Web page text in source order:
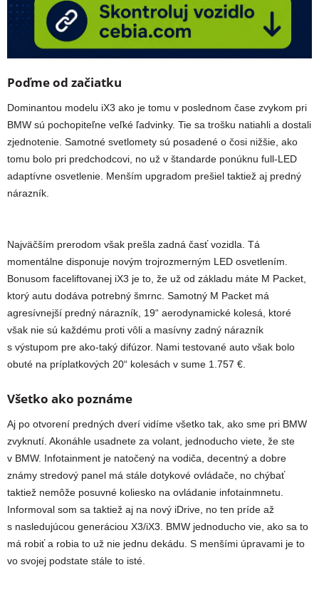
Poďme od začiatku
Dominantou modelu iX3 ako je tomu v poslednom čase zvykom pri
BMW sú pochopiteľne veľké ľadvinky. Tie sa trošku natiahli a dostali
zjednotenie. Samotné svetlomety sú posadené o čosi nižšie, ako
tomu bolo pri predchodcovi, no už v štandarde ponúknu full-LED
adaptívne osvetlenie. Menším upgradom prešiel taktiež aj predný
nárazník.
Najväčším prerodom však prešla zadná časť vozidla. Tá
momentálne disponuje novým trojrozmerným LED osvetlením.
Bonusom faceliftovanej iX3 je to, že už od základu máte M Packet,
ktorý autu dodáva potrebný šmrnc. Samotný M Packet má
agresívnejší predný nárazník, 19“ aerodynamické kolesá, ktoré
však nie sú každému proti vôli a masívny zadný nárazník
s výstupom pre ako-taký difúzor. Nami testované auto však bolo
obuté na príplatkových 20“ kolesách v sume 1.757 €.
Všetko ako poznáme
Aj po otvorení predných dverí vidíme všetko tak, ako sme pri BMW
zvyknutí. Akonáhle usadnete za volant, jednoducho viete, že ste
v BMW. Infotainment je natočený na vodiča, decentný a dobre
známy stredový panel má stále dotykové ovládače, no chýbať
taktiež nemôže posuvné koliesko na ovládanie infotainmnetu.
Informoval som sa taktiež aj na nový iDrive, no ten príde až
s nasledujúcou generáciou X3/iX3. BMW jednoducho vie, ako sa to
má robiť a robia to už nie jednu dekádu. S menšími úpravami je to
vo svojej podstate stále to isté.